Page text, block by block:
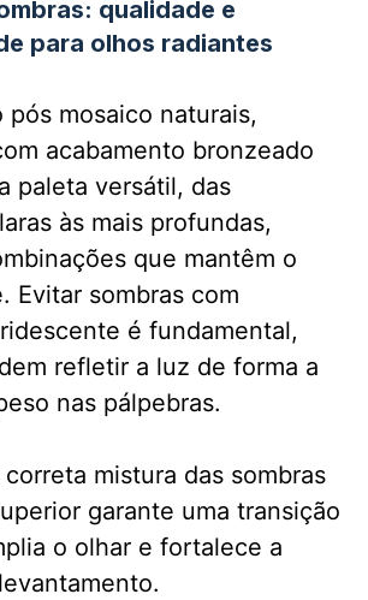
qualidade e
para olhos radiantes
pós mosaico naturais,
acabamento bronzeado
paleta versátil, das
às mais profundas,
que mantêm o
Evitar sombras com
é fundamental,
refletir a luz de forma a
nas pálpebras.
mistura das sombras
garante uma transição
o olhar e fortalece a